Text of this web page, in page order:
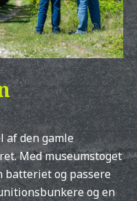
af den gamle
Med museumstoget
batteriet og passere
og en